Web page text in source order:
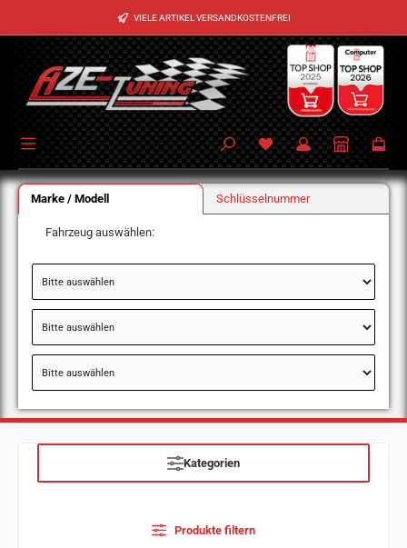
Zum Hauptinhalt springen VIELE ARTIKEL VERSANDKOSTENFREI
Marke / Modell Schlüsselnummer
Fahrzeug auswählen:
Kategorien
Produkte filtern